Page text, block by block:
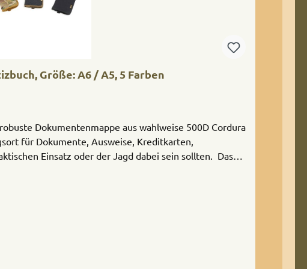
Größe: A6 / A5, 5 Farben
für Dokumente, Ausweise, Kreditkarten,
Einsatz oder der Jagd dabei sein sollten. Das
oder Waffenbesitzkarte. In beiden Größen sind
sich Inneren diverse Fächer für Dokumente wie
sowie Banknoten und Kleingeld. Ein umlaufender,